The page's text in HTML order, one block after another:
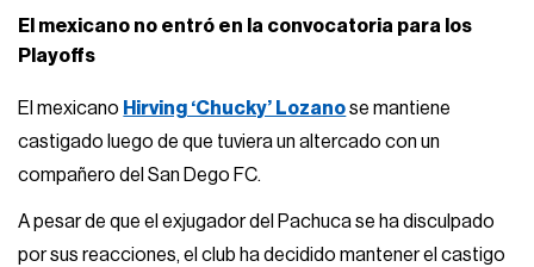
El mexicano no entró en la convocatoria para los
Playoffs
El mexicano Hirving ‘Chucky’ Lozanose mantiene
castigado luego de que tuviera un altercado con un
compañero del San Dego FC.
A pesar de que el exjugador del Pachuca se ha disculpado
por sus reacciones, el club ha decidido mantener el castigo